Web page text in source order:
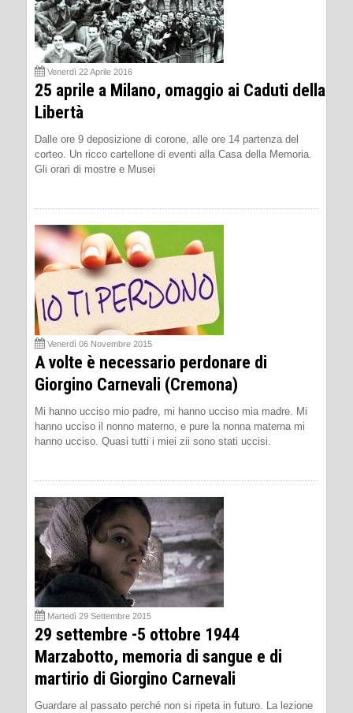
Venerdì 22 Aprile 2016
25 aprile a Milano, omaggio ai Caduti della
Libertà
Dalle ore 9 deposizione di corone, alle ore 14 partenza del
corteo. Un ricco cartellone di eventi alla Casa della Memoria.
Gli orari di mostre e Musei
Venerdì 06 Novembre 2015
A volte è necessario perdonare di
Giorgino Carnevali (Cremona)
Mi hanno ucciso mio padre, mi hanno ucciso mia madre. Mi
hanno ucciso il nonno materno, e pure la nonna materna mi
hanno ucciso. Quasi tutti i miei zii sono stati uccisi.
Martedì 29 Settembre 2015
29 settembre -5 ottobre 1944
Marzabotto, memoria di sangue e di
martirio di Giorgino Carnevali
Guardare al passato perché non si ripeta in futuro. La lezione